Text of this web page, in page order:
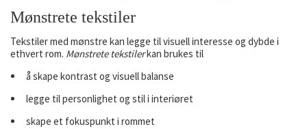
Mønstrete tekstiler
Tekstiler med mønstre kan legge til visuell interesse og dybde i
ethvert rom. Mønstrete tekstilerkan brukes til
å skape kontrast og visuell balanse
legge til personlighet og stil i interiøret
skape et fokuspunkt i rommet